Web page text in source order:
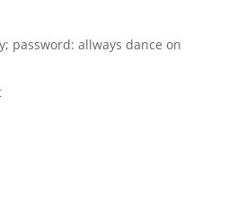
password: allways dance on